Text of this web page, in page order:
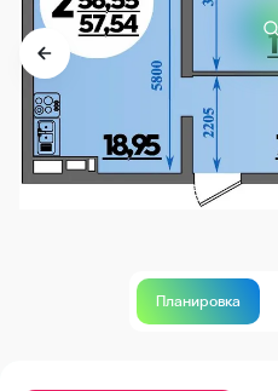
Планировка